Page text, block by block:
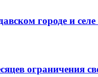
городе и
ограничения